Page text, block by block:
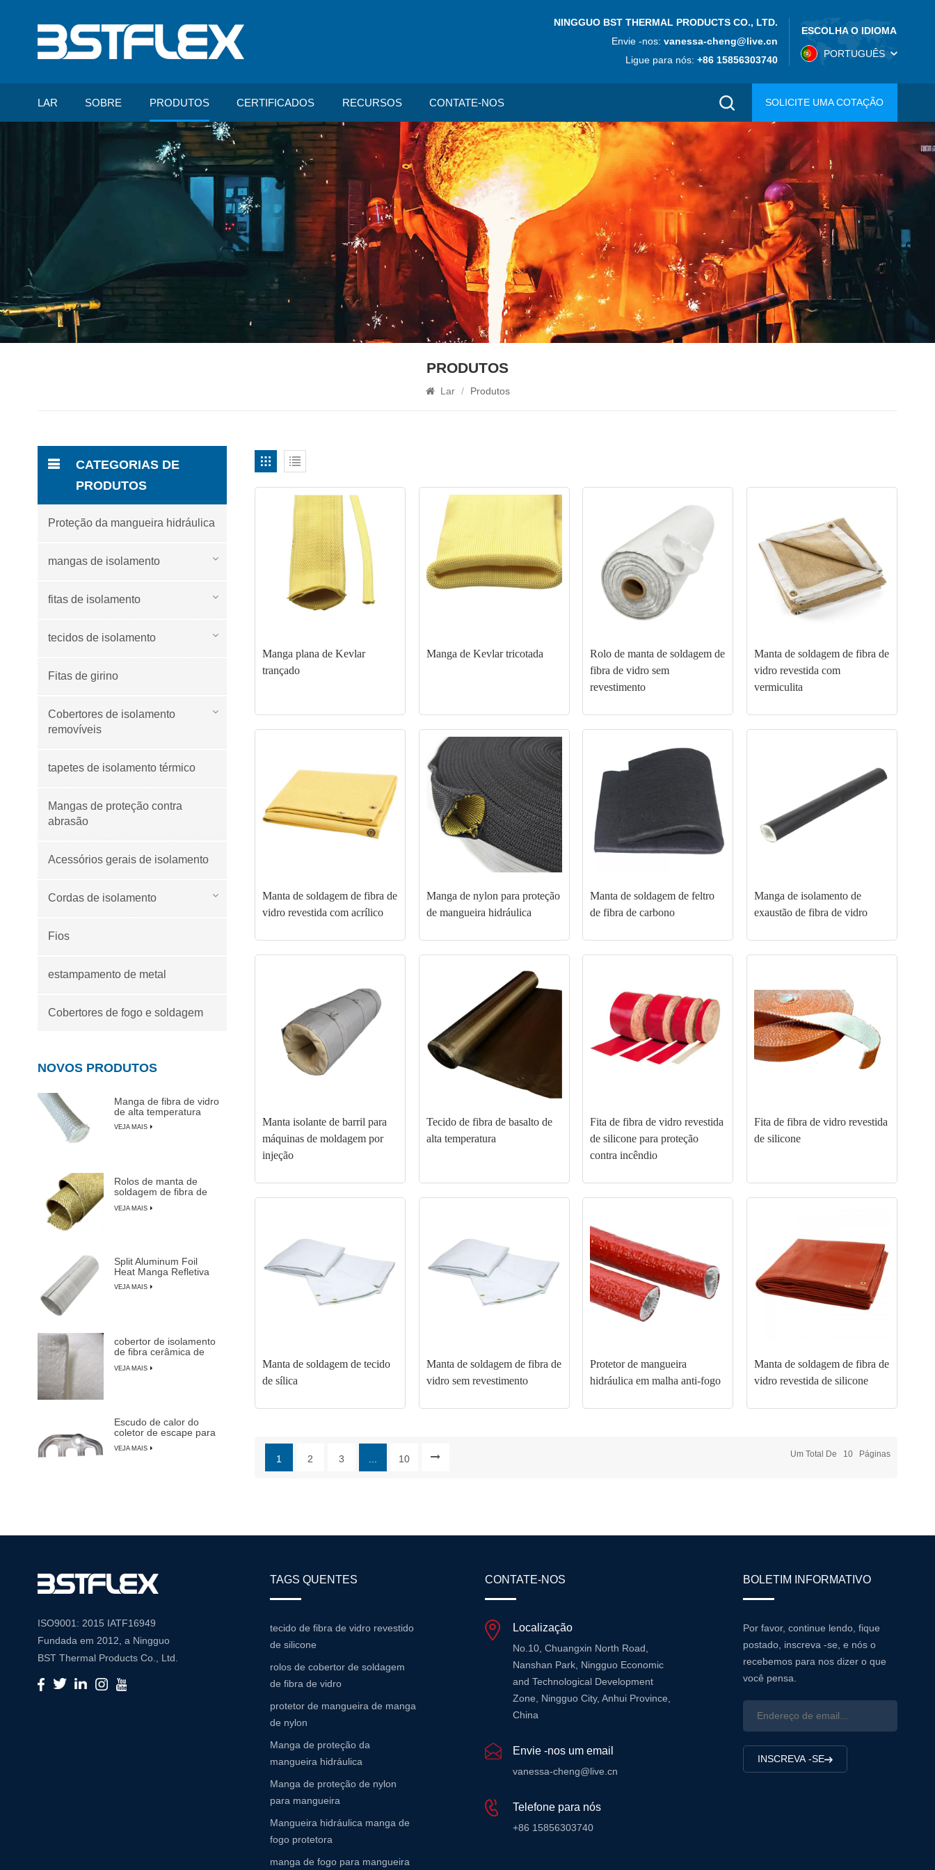
NINGGUO BST THERMAL PRODUCTS CO., LTD.
Envie -nos: vanessa-cheng@live.cn
Ligue para nós: +86 15856303740
ESCOLHA O IDIOMA
PORTUGUÊS
LAR SOBRE PRODUTOS CERTIFICADOS RECURSOS CONTATE-NOS SOLICITE UMA COTAÇÃO
PRODUTOS
Lar / Produtos
Manga plana de Kevlar
trançado
Manga de Kevlar tricotada
Rolo de manta de soldagem de
fibra de vidro sem
revestimento
Manta de soldagem de fibra de
vidro revestida com
vermiculita
Manta de soldagem de fibra de
vidro revestida com acrílico
Manga de nylon para proteção
de mangueira hidráulica
Manta de soldagem de feltro
de fibra de carbono
Manga de isolamento de
exaustão de fibra de vidro
Manta isolante de barril para
máquinas de moldagem por
injeção
Tecido de fibra de basalto de
alta temperatura
Fita de fibra de vidro revestida
de silicone para proteção
contra incêndio
Fita de fibra de vidro revestida
de silicone
Manta de soldagem de tecido
de sílica
Manta de soldagem de fibra de
vidro sem revestimento
Protetor de mangueira
hidráulica em malha anti-fogo
Manta de soldagem de fibra de
vidro revestida de silicone
1 2 3 10 Um Total De 10 Páginas
CATEGORIAS DE
PRODUTOS
Proteção da mangueira hidráulica
mangas de isolamento
fitas de isolamento
tecidos de isolamento
Fitas de girino
Cobertores de isolamento
removíveis
tapetes de isolamento térmico
Mangas de proteção contra
abrasão
Acessórios gerais de isolamento
Cordas de isolamento
Fios
estampamento de metal
Cobertores de fogo e soldagem
NOVOS PRODUTOS
Manga de fibra de vidro
de alta temperatura
VEJA MAIS
Rolos de manta de
soldagem de fibra de
vermiculita
VEJA MAIS
Split Aluminum Foil
Heat Manga Refletiva
VEJA MAIS
cobertor de isolamento
de fibra cerâmica de
VEJA MAIS
Escudo de calor do
coletor de escape para
SUVs
VEJA MAIS
ISO9001: 2015 IATF16949
Fundada em 2012, a Ningguo
BST Thermal Products Co., Ltd.
é um fabricante líder
especializado em soluções
TAGS QUENTES
tecido de fibra de vidro revestido
de silicone
rolos de cobertor de soldagem
de fibra de vidro
protetor de mangueira de manga
de nylon
Manga de proteção da
mangueira hidráulica
Manga de proteção de nylon
para mangueira
Mangueira hidráulica manga de
fogo protetora
manga de fogo para mangueira
CONTATE-NOS
Localização
No.10, Chuangxin North Road,
Nanshan Park, Ningguo Economic
and Technological Development
Zone, Ningguo City, Anhui Province,
China
Envie -nos um email
vanessa-cheng@live.cn
Telefone para nós
+86 15856303740
BOLETIM INFORMATIVO
Por favor, continue lendo, fique
postado, inscreva -se, e nós o
recebemos para nos dizer o que
você pensa.
INSCREVA -SE